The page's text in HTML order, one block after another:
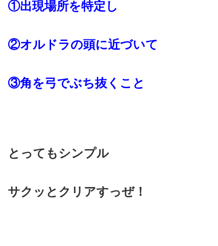
①出現場所を特定し
②オルドラの頭に近づいて
③角を弓でぶち抜くこと
とってもシンプル
サクッとクリアすっぜ！